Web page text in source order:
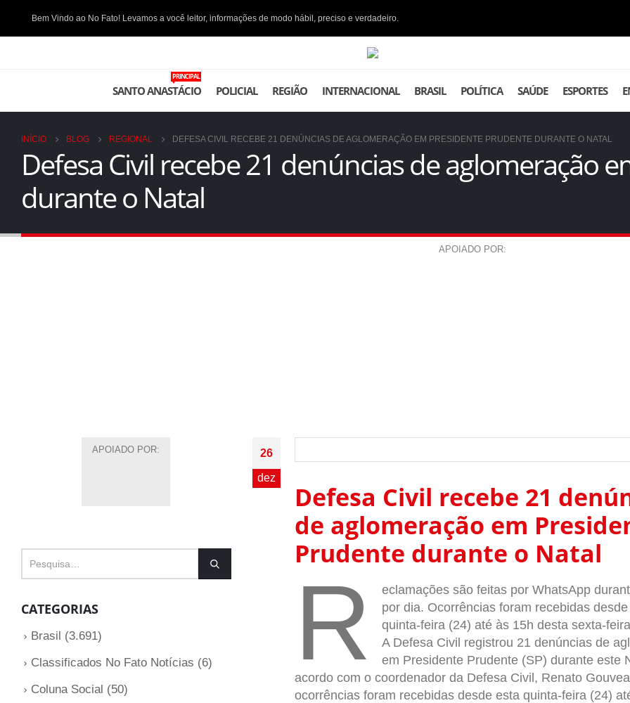
Bem Vindo ao No Fato! Levamos a você leitor, informações de modo hábil, preciso e verdadeiro.
SANTO ANASTÁCIO
PRINCIPAL
POLICIAL REGIÃO INTERNACIONAL BRASIL POLÍTICA SAÚDE ESPORTES
INÍCIO BLOG REGIONAL DEFESA CIVIL RECEBE 21 DENÚNCIAS DE AGLOMERAÇÃO EM PRESIDENTE PRUDENTE DURANTE O NATAL
Defesa Civil recebe 21 denúncias de aglomeração
durante o Natal
APOIADO POR:
26
dez
Defesa Civil recebe 21
de aglomeração em
Prudente durante o Natal
R
eclamações são feitas por WhatsApp
por dia. Ocorrências foram recebidas
quinta-feira (24) até às 15h desta sexta-
A Defesa Civil registrou 21 denúncias de
em Presidente Prudente (SP) durante este
acordo com o coordenador da Defesa Civil, Renato
ocorrências foram recebidas desde esta quinta-feira (24)
APOIADO POR:
CATEGORIAS
Brasil (3.691)
Classificados No Fato Notícias (6)
Coluna Social (50)